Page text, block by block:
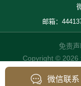
邮箱：
免责
Copyright ©
微信联系